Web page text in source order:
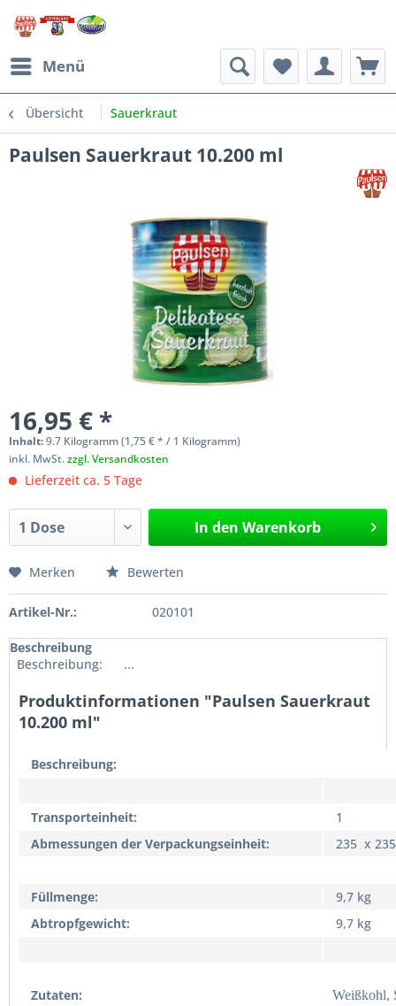
Menü
Übersicht Sauerkraut
Paulsen Sauerkraut 10.200 ml
16,95 € *
Inhalt:9.7 Kilogramm (1,75 € * / 1 Kilogramm)
inkl. MwSt.zzgl. Versandkosten
Lieferzeit ca. 5 Tage
In den Warenkorb
Merken Bewerten
Artikel-Nr.: 020101
Beschreibung
Beschreibung: ...
Produktinformationen "Paulsen Sauerkraut
10.200 ml"
Beschreibung:
Transporteinheit:
1
Abmessungen der Verpackungseinheit:
235 x
Füllmenge:
9,7 kg
Abtropfgewicht:
9,7 kg
Zutaten: Weißkohl,